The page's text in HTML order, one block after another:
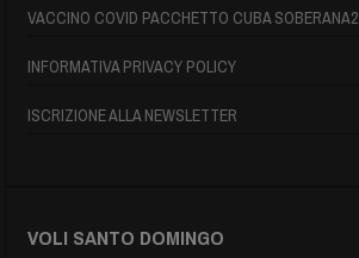
VACCINO COVID PACCHETTO CUBA SOBERANA2
INFORMATIVA PRIVACY POLICY
ISCRIZIONE ALLA NEWSLETTER
VOLI SANTO DOMINGO